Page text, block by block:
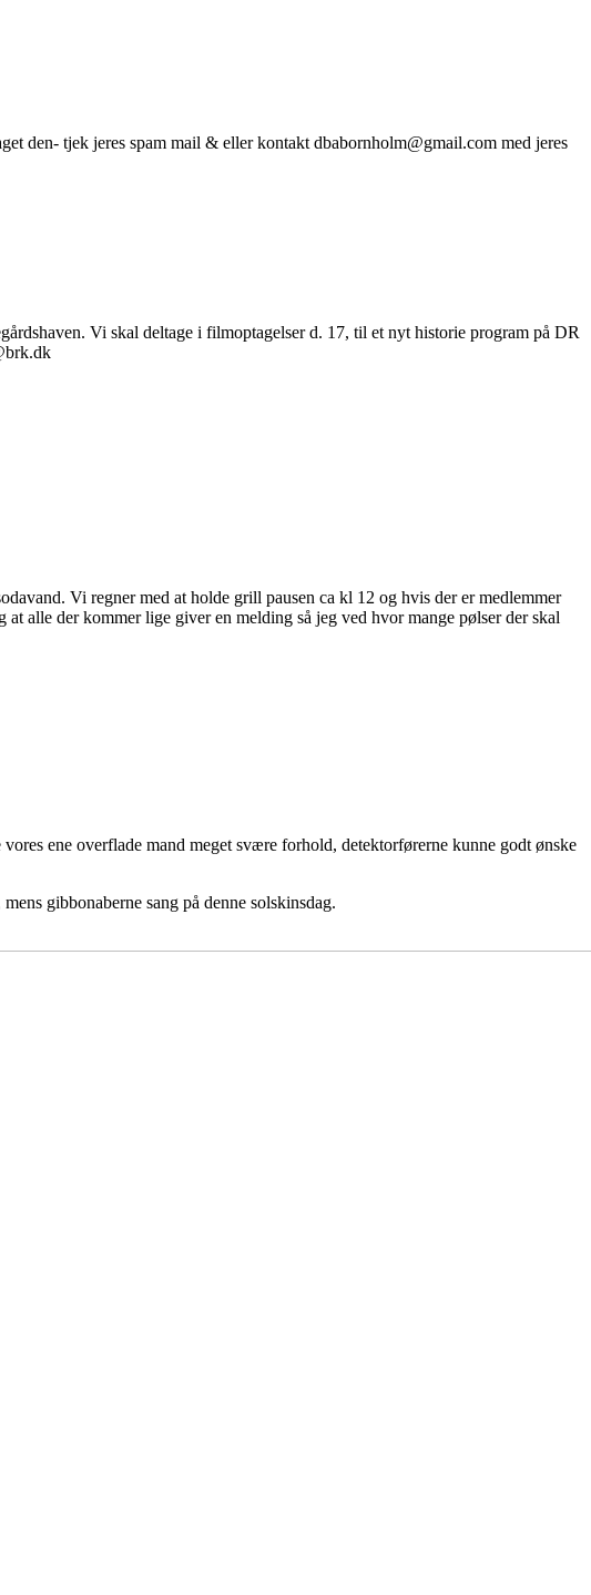
den- tjek jeres spam mail & eller kontakt dbabornholm@gmail.com med jeres
Vi skal deltage i filmoptagelser d. 17, til et nyt historie program på DR
Vi regner med at holde grill pausen ca kl 12 og hvis der er medlemmer
alle der kommer lige giver en melding så jeg ved hvor mange pølser der skal
ene overflade mand meget svære forhold, detektorførerne kunne godt ønske
gibbonaberne sang på denne solskinsdag.